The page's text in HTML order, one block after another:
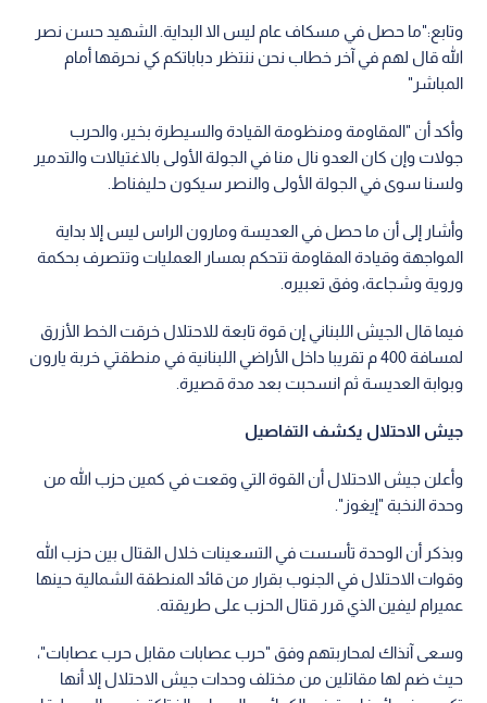
وتابع:"ما حصل في مسكاف عام ليس الا البداية. الشهيد حسن نصر
الله قال لهم في آخر خطاب نحن ننتظر دباباتكم كي نحرقها أمام
المباشر"
وأكد أن "المقاومة ومنظومة القيادة والسيطرة بخير، والحرب
جولات وإن كان العدو نال منا في الجولة الأولى بالاغتيالات والتدمير
ولسنا سوى في الجولة الأولى والنصر سيكون حليفناط.
وأشار إلى أن ما حصل في العديسة ومارون الراس ليس إلا بداية
المواجهة وقيادة المقاومة تتحكم بمسار العمليات وتتصرف بحكمة
وروية وشجاعة، وفق تعبيره.
فيما قال الجيش اللبناني إن قوة تابعة للاحتلال خرقت الخط الأزرق
لمسافة 400 م تقريبا داخل الأراضي اللبنانية في منطقتي خربة يارون
وبوابة العديسة ثم انسحبت بعد مدة قصيرة.
جيش الاحتلال يكشف التفاصيل
وأعلن جيش الاحتلال أن القوة التي وقعت في كمين حزب الله من
وحدة النخبة "إيغوز".
وبذكر أن الوحدة تأسست في التسعينات خلال القتال بين حزب الله
وقوات الاحتلال في الجنوب بقرار من قائد المنطقة الشمالية حينها
عميرام ليفين الذي قرر قتال الحزب على طريقته.
وسعى آنذاك لمحاربتهم وفق "حرب عصابات مقابل حرب عصابات"،
حيث ضم لها مقاتلين من مختلف وحدات جيش الاحتلال إلا أنها